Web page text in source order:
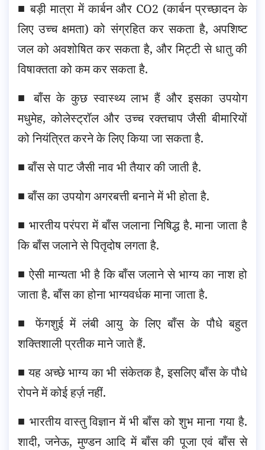
■ बड़ी मात्रा में कार्बन और CO2 (कार्बन प्रच्छादन के
लिए उच्च क्षमता) को संग्रहित कर सकता है, अपशिष्ट
जल को अवशोषित कर सकता है, और मिट्टी से धातु की
विषाक्तता को कम कर सकता है.
■ बाँस के कुछ स्वास्थ्य लाभ हैं और इसका उपयोग
मधुमेह, कोलेस्ट्रॉल और उच्च रक्तचाप जैसी बीमारियों
को नियंत्रित करने के लिए किया जा सकता है.
■ बाँस से पाट जैसी नाव भी तैयार की जाती है.
■ बाँस का उपयोग अगरबत्ती बनाने में भी होता है.
■ भारतीय परंपरा में बाँस जलाना निषिद्ध है. माना जाता है
कि बाँस जलाने से पितृदोष लगता है.
■ ऐसी मान्यता भी है कि बाँस जलाने से भाग्य का नाश हो
जाता है. बाँस का होना भाग्यवर्धक माना जाता है.
■ फेंगशुई में लंबी आयु के लिए बाँस के पौधे बहुत
शक्तिशाली प्रतीक माने जाते हैं.
■ यह अच्छे भाग्य का भी संकेतक है, इसलिए बाँस के पौधे
रोपने में कोई हर्ज़ नहीं.
■ भारतीय वास्तु विज्ञान में भी बाँस को शुभ माना गया है.
शादी, जनेऊ, मुण्डन आदि में बाँस की पूजा एवं बाँस से